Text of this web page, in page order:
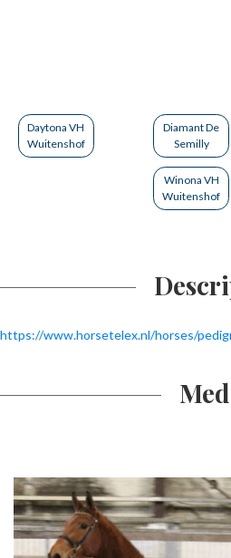
Daytona VH
Wuitenshof
Diamant De
Semilly
Winona VH
Wuitenshof
https://www.horsetelex.nl/horses/